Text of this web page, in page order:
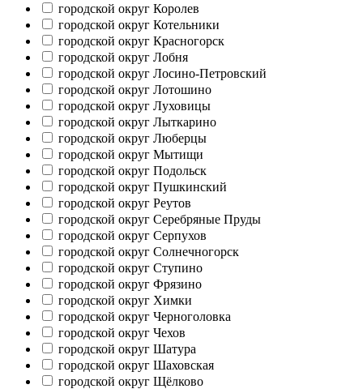
городской округ Королев
городской округ Котельники
городской округ Красногорск
городской округ Лобня
городской округ Лосино-Петровский
городской округ Лотошино
городской округ Луховицы
городской округ Лыткарино
городской округ Люберцы
городской округ Мытищи
городской округ Подольск
городской округ Пушкинский
городской округ Реутов
городской округ Серебряные Пруды
городской округ Серпухов
городской округ Солнечногорск
городской округ Ступино
городской округ Фрязино
городской округ Химки
городской округ Черноголовка
городской округ Чехов
городской округ Шатура
городской округ Шаховская
городской округ Щёлково